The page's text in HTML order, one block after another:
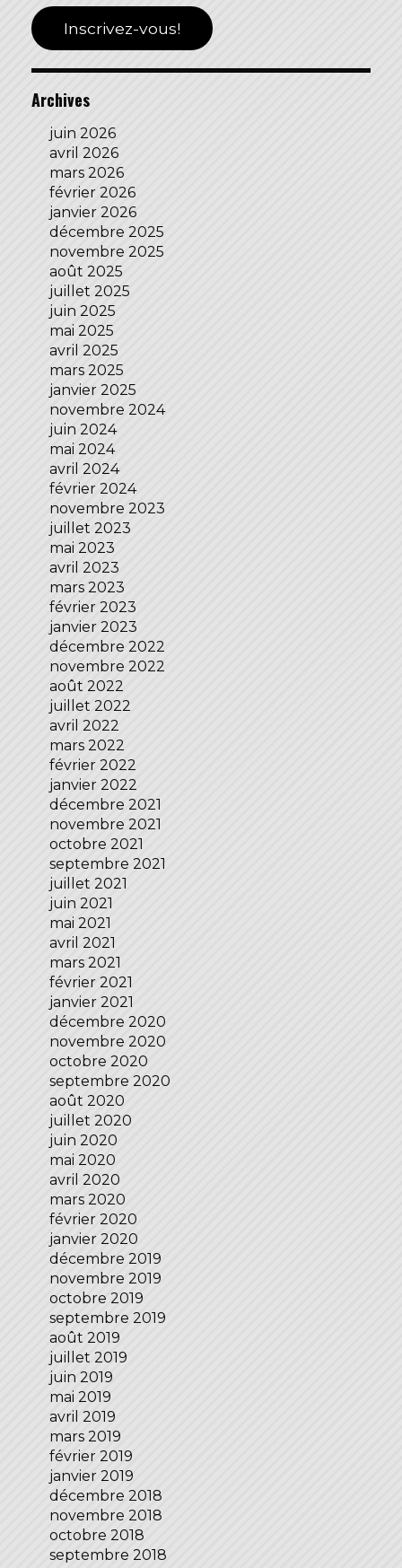
Inscrivez-vous!
Archives
juin 2026
avril 2026
mars 2026
février 2026
janvier 2026
décembre 2025
novembre 2025
août 2025
juillet 2025
juin 2025
mai 2025
avril 2025
mars 2025
janvier 2025
novembre 2024
juin 2024
mai 2024
avril 2024
février 2024
novembre 2023
juillet 2023
mai 2023
avril 2023
mars 2023
février 2023
janvier 2023
décembre 2022
novembre 2022
août 2022
juillet 2022
avril 2022
mars 2022
février 2022
janvier 2022
décembre 2021
novembre 2021
octobre 2021
septembre 2021
juillet 2021
juin 2021
mai 2021
avril 2021
mars 2021
février 2021
janvier 2021
décembre 2020
novembre 2020
octobre 2020
septembre 2020
août 2020
juillet 2020
juin 2020
mai 2020
avril 2020
mars 2020
février 2020
janvier 2020
décembre 2019
novembre 2019
octobre 2019
septembre 2019
août 2019
juillet 2019
juin 2019
mai 2019
avril 2019
mars 2019
février 2019
janvier 2019
décembre 2018
novembre 2018
octobre 2018
septembre 2018